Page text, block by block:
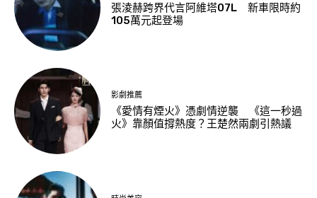
張淩赫跨界代言阿維塔07L 新車限時約
105萬元起登場
影劇推薦
《愛情有煙火》憑劇情逆襲 《這一秒過
火》靠顏值撐熱度？王楚然兩劇引熱議